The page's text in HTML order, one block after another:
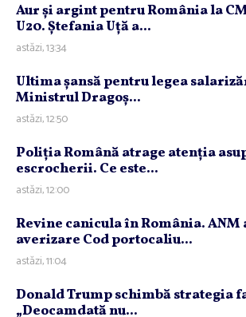
Aur şi argint pentru România la
U20. Ştefania Uţă a...
astăzi, 13:34
Ultima şansă pentru legea
Ministrul Dragoş...
astăzi, 12:50
Poliţia Română atrage atenţia
escrocherii. Ce este...
astăzi, 12:00
Revine canicula în România. ANM
averizare Cod portocaliu...
astăzi, 11:04
Donald Trump schimbă strategia
„Deocamdată nu...